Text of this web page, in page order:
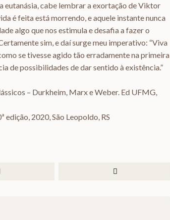
cabe lembrar a exortação de Viktor
é feita está morrendo, e aquele instante nunca
algo que nos estimula e desafia a fazer o
sim, e daí surge meu imperativo: “Viva
se tivesse agido tão erradamente na primeira
de possibilidades de dar sentido à existência.”
– Durkheim, Marx e Weber. Ed UFMG,
edição, 2020, São Leopoldo, RS